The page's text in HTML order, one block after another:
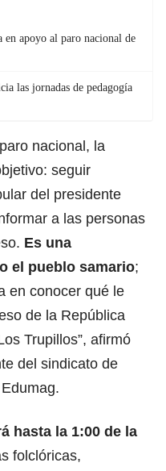
en apoyo al paro nacional de
las jornadas de pedagogía
nacional, la
seguir
del presidente
a las personas
Es una
el pueblo samario;
en conocer qué le
de la República
Trupillos”, afirmó
del sindicato de
hasta la 1:00 de la
folclóricas,